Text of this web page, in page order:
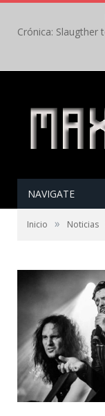
NAVIGATE
Inicio » Noticias